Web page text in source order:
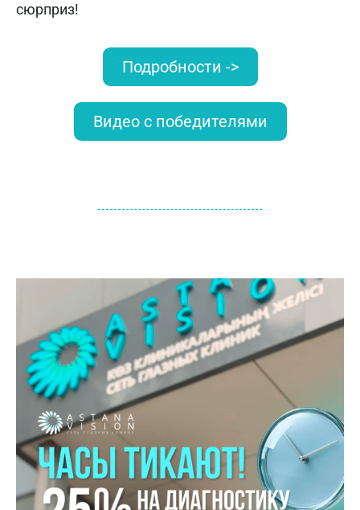
сюрприз!
Подробности ->
Видео с победителями